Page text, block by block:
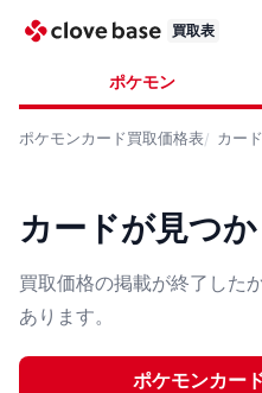
買取表
ポケモン
ポケモンカード買取価格表 カー
カードが見つ
買取価格の掲載が終了した
あります。
ポケモンカー